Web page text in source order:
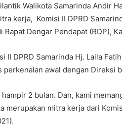
Walikota Samarinda Andir
kerja, Komisi II DPRD
Dengar Pendapat (RDP),
II DPRD Samarinda Hj. Laila
awal dengan Direksi
2 bulan. Dan, kami
merupakan mitra kerja dari